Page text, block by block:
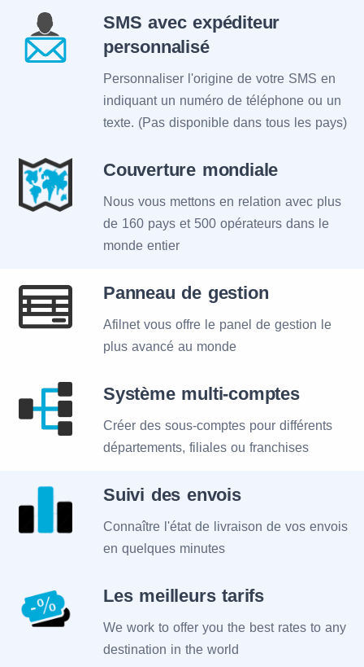
SMS avec expéditeur
personnalisé
Personnaliser l'origine de votre SMS en
indiquant un numéro de téléphone ou un
texte. (Pas disponible dans tous les pays)
Couverture mondiale
Nous vous mettons en relation avec plus
de 160 pays et 500 opérateurs dans le
monde entier
Panneau de gestion
Afilnet vous offre le panel de gestion le
plus avancé au monde
Système multi-comptes
Créer des sous-comptes pour différents
départements, filiales ou franchises
Suivi des envois
Connaître l'état de livraison de vos envois
en quelques minutes
Les meilleurs tarifs
We work to offer you the best rates to any
destination in the world